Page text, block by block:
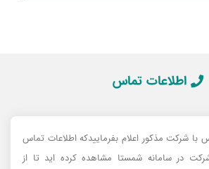
اطلاعات تماس
با شرکت مذکور اعلام بفرماییدکه اطلاعات تماس
در سامانه شمستا مشاهده کرده اید تا از